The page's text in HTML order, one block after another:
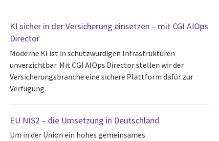
KI sicher in der Versicherung einsetzen – mit CGI AIOps
Director
Moderne KI ist in schutzwürdigen Infrastrukturen
unverzichtbar. Mit CGI AIOps Director stellen wir der
Versicherungsbranche eine sichere Plattform dafür zur
Verfügung.
EU NIS2 – die Umsetzung in Deutschland
Um in der Union ein hohes gemeinsames